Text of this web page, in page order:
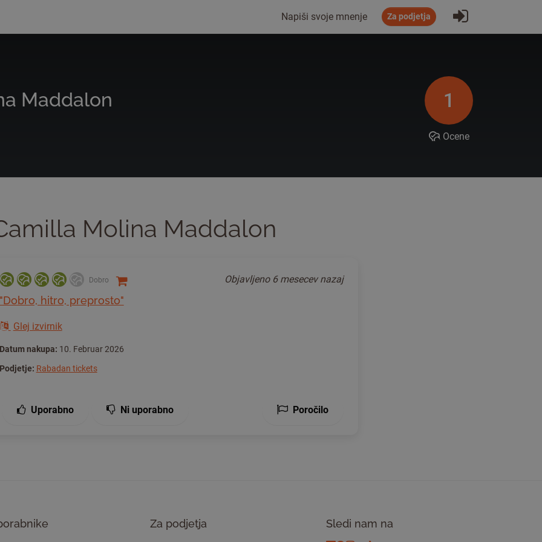
Napiši svoje mnenje
Za podjetja Prijavi se
Maddalon 1
Ocene
Molina Maddalon
Dobro Objavljeno 6 mesecev nazaj
"Dobro, hitro, preprosto"
Glej izvirnik
Datum nakupa: 10. Februar 2026
Podjetje: Rabadan tickets
Uporabno Ni uporabno Poročilo
Za podjetja Sledi nam na